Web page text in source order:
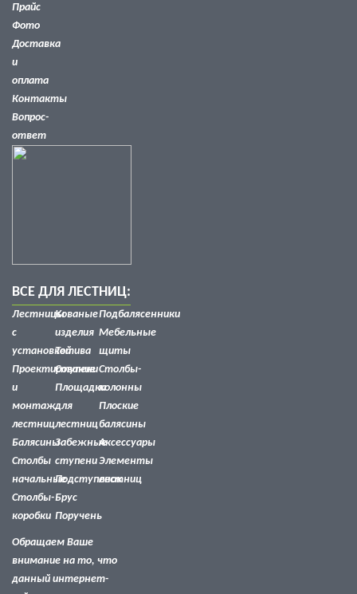
Прайс
Фото
Доставка
и
оплата
Контакты
Вопрос-
ответ
ВСЕ ДЛЯ ЛЕСТНИЦ:
Лестницы
с
установкой
Проектирование
и
монтаж
лестниц
Балясины
Столбы
начальные
Столбы-
коробки
Кованые
изделия
Тетива
Ступени
Площадки
для
лестниц
Забежные
ступени
Подступенок
Брус
Поручень
Подбалясенники
Мебельные
щиты
Столбы-
колонны
Плоские
балясины
Аксессуары
Элементы
лестниц
Обращаем Ваше
внимание на то, что
данный интернет-